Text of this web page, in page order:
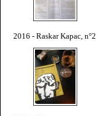
2016 - Raskar Kapac, n°2